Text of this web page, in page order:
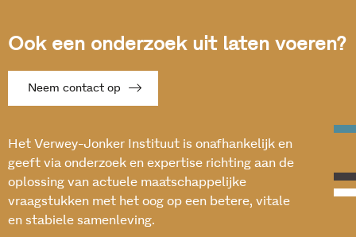
Ook een onderzoek uit laten voeren?
Neem contact op
Het Verwey-Jonker Instituut is onafhankelijk en
geeft via onderzoek en expertise richting aan de
oplossing van actuele maatschappelijke
vraagstukken met het oog op een betere, vitale
en stabiele samenleving.